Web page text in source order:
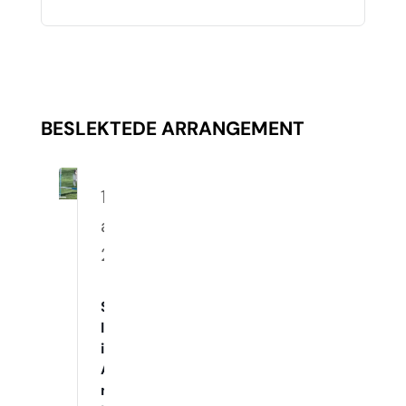
BESLEKTEDE ARRANGEMENT
10.
august
2026
Spennende
Innetrening
i
Agility
med